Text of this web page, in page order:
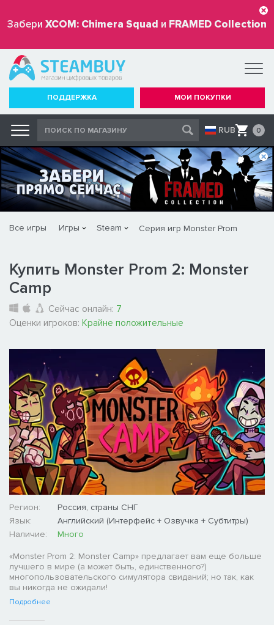
Забери XCOM: Chimera Squad и FRAMED Collection
бесплатно
ПОДДЕРЖКА МОИ ПОКУПКИ
RUB 0
Все игры Игры Steam Серия игр Monster Prom
Купить Monster Prom 2: Monster
Camp
Сейчас онлайн: 7
Оценки игроков: Крайне положительные
Регион:
Россия, страны СНГ
Язык:
Английский (Интерфейс + Озвучка + Субтитры)
Наличие:
Много
«Monster Prom 2: Monster Camp» предлагает вам еще больше
лучшего в мире (а может быть, единственного?)
многопользовательского симулятора свиданий; но так, как
вы никогда не ожидали!
Подробнее